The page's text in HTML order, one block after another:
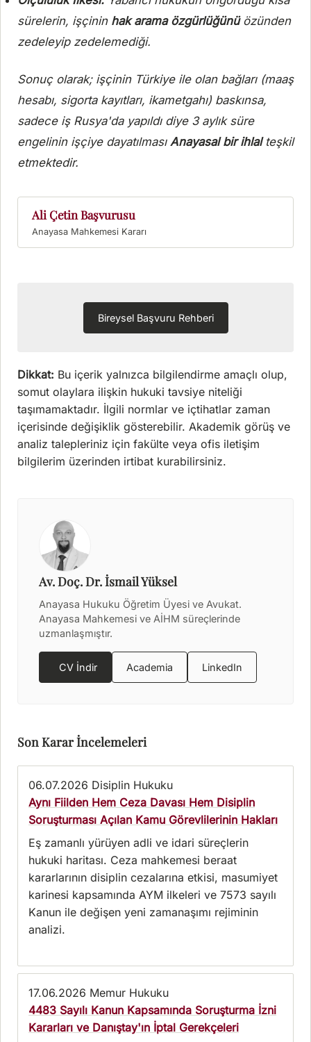
sürelerin, işçinin hak arama özgürlüğünüözünden
zedeleyip zedelemediği.
Sonuç olarak; işçinin Türkiye ile olan bağları (maaş
hesabı, sigorta kayıtları, ikametgahı) baskınsa,
sadece iş Rusya'da yapıldı diye 3 aylık süre
engelinin işçiye dayatılması Anayasal bir ihlalteşkil
etmektedir.
Ali Çetin Başvurusu
Bireysel Başvuru Rehberi
Dikkat: Bu içerik yalnızca bilgilendirme amaçlı olup,
somut olaylara ilişkin hukuki tavsiye niteliği
taşımamaktadır. İlgili normlar ve içtihatlar zaman
içerisinde değişiklik gösterebilir. Akademik görüş ve
analiz talepleriniz için fakülte veya ofis iletişim
bilgilerim üzerinden irtibat kurabilirsiniz.
Av. Doç. Dr. İsmail Yüksel
Anayasa Hukuku Öğretim Üyesi ve Avukat.
Anayasa Mahkemesi ve AİHM süreçlerinde
uzmanlaşmıştır.
CV İndir Academia LinkedIn
Son Karar İncelemeleri
06.07.2026 Disiplin Hukuku
Aynı Fiilden Hem Ceza Davası Hem Disiplin
Soruşturması Açılan Kamu Görevlilerinin Hakları
Eş zamanlı yürüyen adli ve idari süreçlerin
hukuki haritası. Ceza mahkemesi beraat
kararlarının disiplin cezalarına etkisi, masumiyet
karinesi kapsamında AYM ilkeleri ve 7573 sayılı
Kanun ile değişen yeni zamanaşımı rejiminin
analizi.
17.06.2026 Memur Hukuku
4483 Sayılı Kanun Kapsamında Soruşturma İzni
Kararları ve Danıştay'ın İptal Gerekçeleri